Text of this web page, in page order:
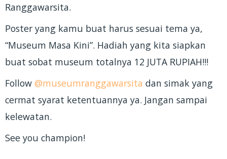
Ranggawarsita.
Poster yang kamu buat harus sesuai tema ya,
“Museum Masa Kini”. Hadiah yang kita siapkan
buat sobat museum totalnya 12 JUTA RUPIAH!!!
Follow @museumranggawarsita dan simak yang
cermat syarat ketentuannya ya. Jangan sampai
kelewatan.
See you champion!